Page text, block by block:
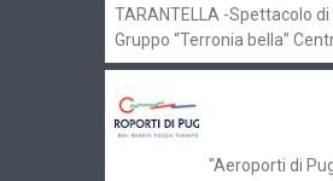
TARANTELLA -Spettacolo
Gruppo “Terronia bella”
"Aeroporti di